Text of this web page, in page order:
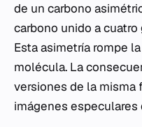
de un carbono
carbono unido a
Esta asimetría rompe
molécula. La
versiones de la misma
imágenes especulares